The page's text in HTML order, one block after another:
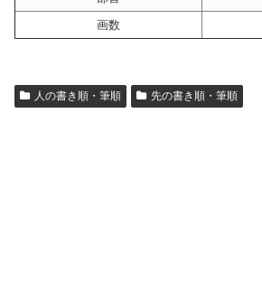
画数
人の書き順・筆順 先の書き順・筆順